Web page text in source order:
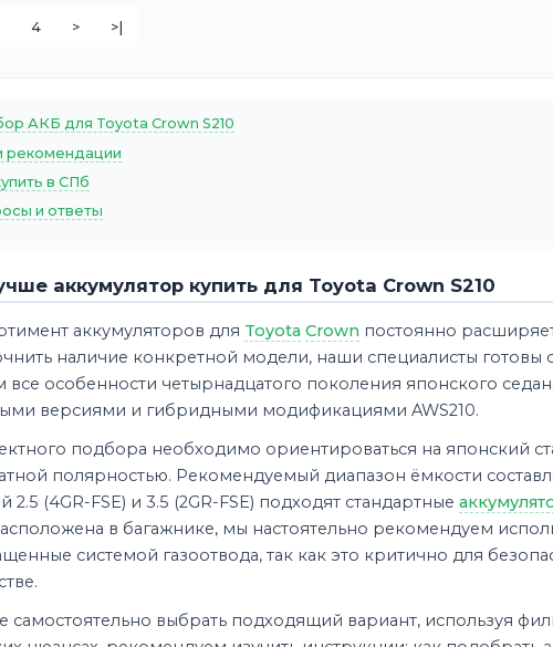
4 > >|
АКБ для Toyota Crown S210
рекомендации
в СПб
и ответы
аккумулятор купить для Toyota Crown S210
аккумуляторов для Toyota Crownпостоянно
наличие конкретной модели, наши специалисты
все особенности четырнадцатого поколения японского
версиями и гибридными модификациями AWS210.
подбора необходимо ориентироваться на японский
полярностью. Рекомендуемый диапазон ёмкости
2.5 (4GR-FSE) и 3.5 (2GR-FSE) подходят стандартные
в багажнике, мы настоятельно рекомендуем
системой газоотвода, так как это критично для
самостоятельно выбрать подходящий вариант, используя